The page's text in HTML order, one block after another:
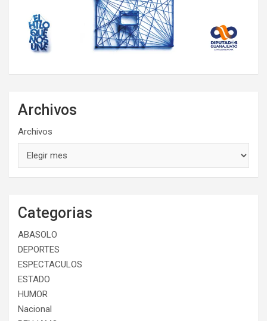
Archivos
Archivos
Categorias
ABASOLO
DEPORTES
ESPECTACULOS
ESTADO
HUMOR
Nacional